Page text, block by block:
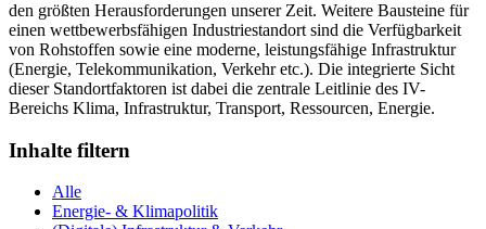
den größten Herausforderungen unserer Zeit. Weitere Bausteine für
einen wettbewerbsfähigen Industriestandort sind die Verfügbarkeit
von Rohstoffen sowie eine moderne, leistungsfähige Infrastruktur
(Energie, Telekommunikation, Verkehr etc.). Die integrierte Sicht
dieser Standortfaktoren ist dabei die zentrale Leitlinie des IV-
Bereichs Klima, Infrastruktur, Transport, Ressourcen, Energie.
Inhalte filtern
Alle
Energie- & Klimapolitik